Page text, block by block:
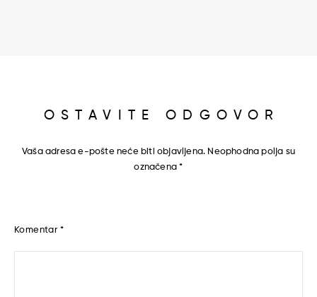
OSTAVITE ODGOVOR
Vaša adresa e-pošte neće biti objavljena. Neophodna polja su
označena*
Komentar *